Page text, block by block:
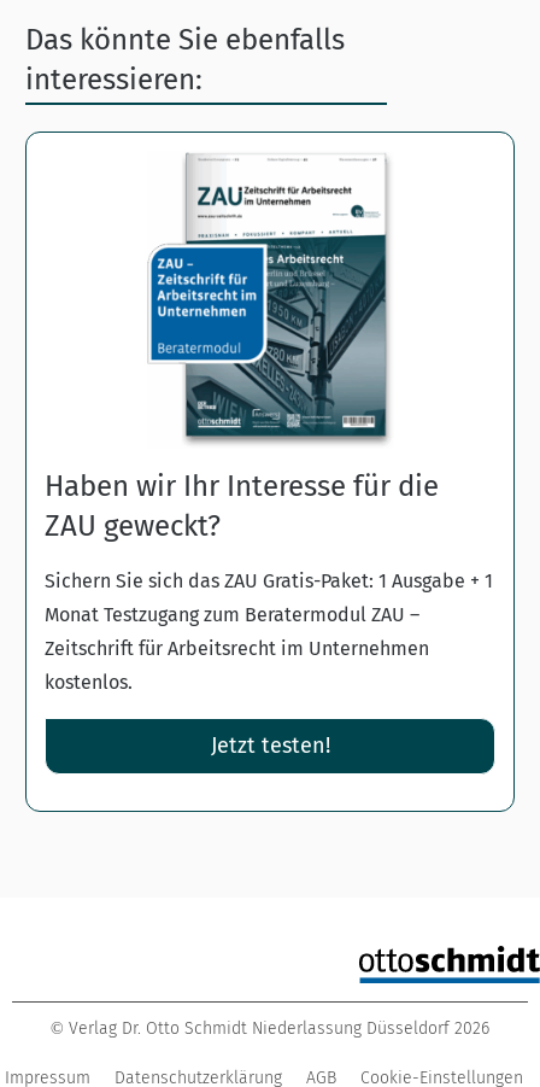
Das könnte Sie ebenfalls
interessieren:
Haben wir Ihr Interesse für die
ZAU geweckt?
Sichern Sie sich das ZAU Gratis-Paket: 1 Ausgabe + 1
Monat Testzugang zum Beratermodul ZAU –
Zeitschrift für Arbeitsrecht im Unternehmen
kostenlos.
Jetzt testen!
© Verlag Dr. Otto Schmidt Niederlassung Düsseldorf 2026
Impressum Datenschutzerklärung AGB Cookie-Einstellungen